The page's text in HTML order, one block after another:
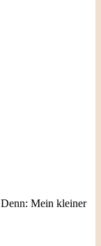
Mein kleiner